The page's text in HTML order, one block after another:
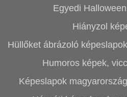
Egyedi
Hiányzol
Hüllőket ábrázoló
Humoros képek,
Képeslapok